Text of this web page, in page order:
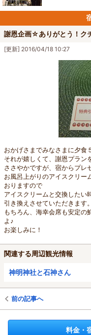
謝恩企画☆ありがとう！ク
[更新] 2016/04/18 10:27
おかげさまでみなさまに夕
それが嬉しくて、謝恩プラン
ささやかですが、宿からプレ
お風呂上がりのアイスクリー
おりますので
アイスクリームと交換したい
引き換えさせていただきます。
もちろん、海幸会席も安定の
よ♪
お楽しみに！
関連する周辺観光情報
神明神社と石神さん
前の記事へ
料金・